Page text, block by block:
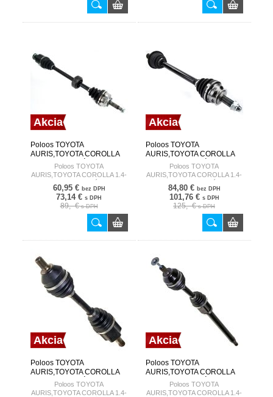
Akcia
Poloos TOYOTA
AURIS,TOYOTA COROLLA
1.4-1.6 07- ĽAVÁ HART
Poloos TOYOTA
AURIS,TOYOTA COROLLA 1.4-
1.6 07- ĽAVÁ
60,95 € bez DPH
73,14 € s DPH
89,- €s DPH
Akcia
Poloos TOYOTA
AURIS,TOYOTA COROLLA
1.4-1.6 07- PRAVÁ HART
Poloos TOYOTA
AURIS,TOYOTA COROLLA 1.4-
1.6 07- PRAVÁ
84,80 € bez DPH
101,76 € s DPH
125,- €s DPH
Akcia
Poloos TOYOTA
AURIS,TOYOTA COROLLA
1.4-1.8 07- ĽAVÁ HART
Poloos TOYOTA
AURIS,TOYOTA COROLLA 1.4-
Akcia
Poloos TOYOTA
AURIS,TOYOTA COROLLA
1.4-1.8 07- PRAVÁ HART
Poloos TOYOTA
AURIS,TOYOTA COROLLA 1.4-